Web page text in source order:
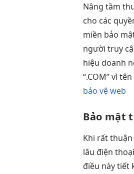
Nâng tầm
cho các
miền bảo
người truy
hiệu doanh
“.COM” vì
bảo vệ web
Bảo mật
Khi rất
lâu điện
điều nàytiết